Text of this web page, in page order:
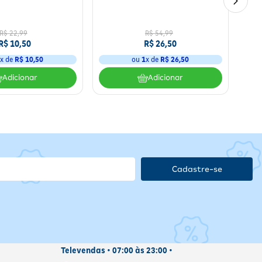
suspender o uso; conservar em local seco e protegido da luz
22,99
10,50
x de R$ 10,50
Adicionar
R$ 54,99
R$26,50
ou1x de R$ 26,50
Adicionar
Cadastre-se
Televendas • 07:00 às 23:00 •